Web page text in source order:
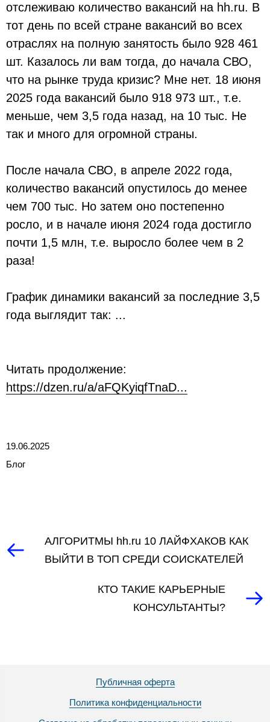
отслеживаю количество вакансий на hh.ru. В
тот день по всей стране вакансий во всех
отраслях на полную занятость было 928 461
шт. Казалось ли вам тогда, до начала СВО,
что на рынке труда кризис? Мне нет. 18 июня
2025 года вакансий было 918 973 шт., т.е.
меньше, чем 3,5 года назад, на 10 тыс. Не
так и много для огромной страны.
После начала СВО, в апреле 2022 года,
количество вакансий опустилось до менее
чем 700 тыс. Но затем оно постепенно
росло, и в начале июня 2024 года достигло
почти 1,5 млн, т.е. выросло более чем в 2
раза!
График динамики вакансий за последние 3,5
года выглядит так: ...
Читать продолжение:
https://dzen.ru/a/aFQKyiqfTnaD...
19.06.2025
Блог
АЛГОРИТМЫ hh.ru 10 ЛАЙФХАКОВ КАК
ВЫЙТИ В ТОП СРЕДИ СОИСКАТЕЛЕЙ
КТО ТАКИЕ КАРЬЕРНЫЕ
КОНСУЛЬТАНТЫ?
Публичная оферта
Политика конфиденциальности